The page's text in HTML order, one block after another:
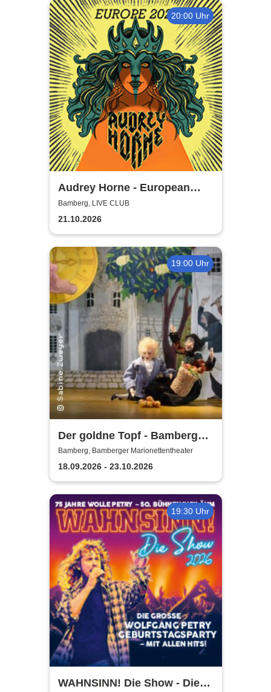
20:00 Uhr
Audrey Horne - European
Album Tour 2026
Bamberg, LIVE CLUB
21.10.2026
19:00 Uhr
Der goldne Topf - Bamberger
Marionettentheater
Bamberg, Bamberger Marionettentheater
18.09.2026 - 23.10.2026
19:30 Uhr
WAHNSINN! Die Show - Die